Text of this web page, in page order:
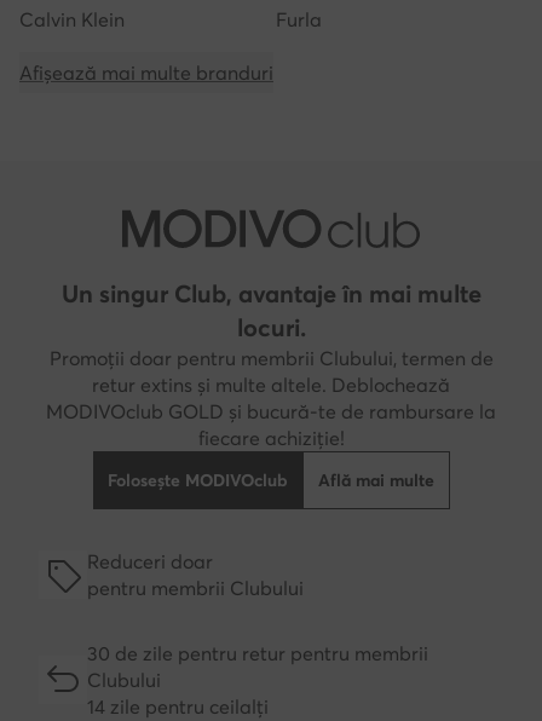
Calvin Klein Furla
Afișează mai multe branduri
Un singur Club, avantaje în mai multe
locuri.
Promoții doar pentru membrii Clubului, termen de
retur extins și multe altele. Deblochează
MODIVOclub GOLD și bucură-te de rambursare la
fiecare achiziție!
Folosește MODIVOclub Află mai multe
Reduceri doar
pentru membrii Clubului
30 de zile pentru retur pentru membrii
Clubului
14 zile pentru ceilalți